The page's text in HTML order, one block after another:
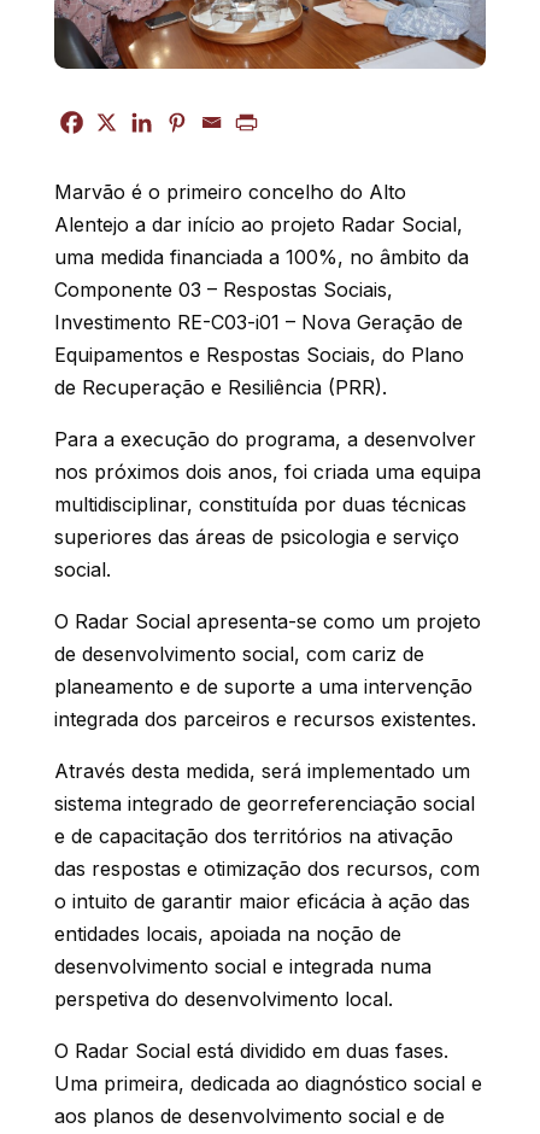
Marvão é o primeiro concelho do Alto
Alentejo a dar início ao projeto Radar Social,
uma medida financiada a 100%, no âmbito da
Componente 03 – Respostas Sociais,
Investimento RE-C03-i01 – Nova Geração de
Equipamentos e Respostas Sociais, do Plano
de Recuperação e Resiliência (PRR).
Para a execução do programa, a desenvolver
nos próximos dois anos, foi criada uma equipa
multidisciplinar, constituída por duas técnicas
superiores das áreas de psicologia e serviço
social.
O Radar Social apresenta-se como um projeto
de desenvolvimento social, com cariz de
planeamento e de suporte a uma intervenção
integrada dos parceiros e recursos existentes.
Através desta medida, será implementado um
sistema integrado de georreferenciação social
e de capacitação dos territórios na ativação
das respostas e otimização dos recursos, com
o intuito de garantir maior eficácia à ação das
entidades locais, apoiada na noção de
desenvolvimento social e integrada numa
perspetiva do desenvolvimento local.
O Radar Social está dividido em duas fases.
Uma primeira, dedicada ao diagnóstico social e
aos planos de desenvolvimento social e de